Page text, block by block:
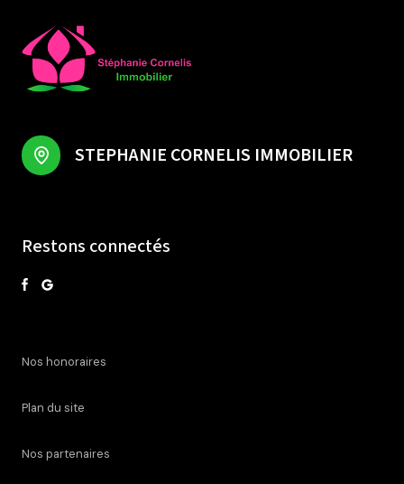
STEPHANIE CORNELIS IMMOBILIER
Restons connectés
nos honoraires
plan du site
nos partenaires